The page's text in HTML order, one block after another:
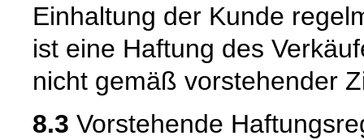
Einhaltung der Kunde
ist eine Haftung des
nicht gemäß vorstehender
8.3 Vorstehende